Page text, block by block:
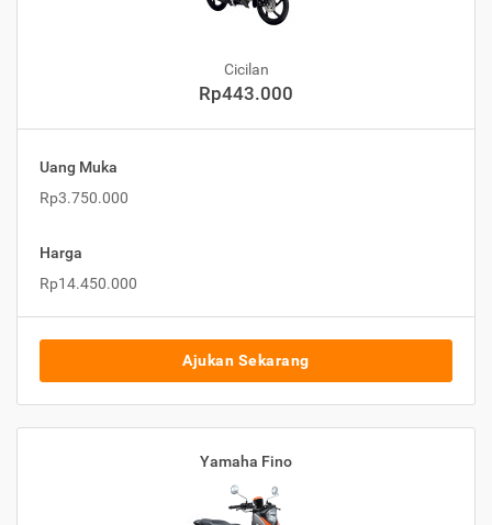
Cicilan
Rp443.000
Uang Muka
Rp3.750.000
Harga
Rp14.450.000
Ajukan Sekarang
Yamaha Fino